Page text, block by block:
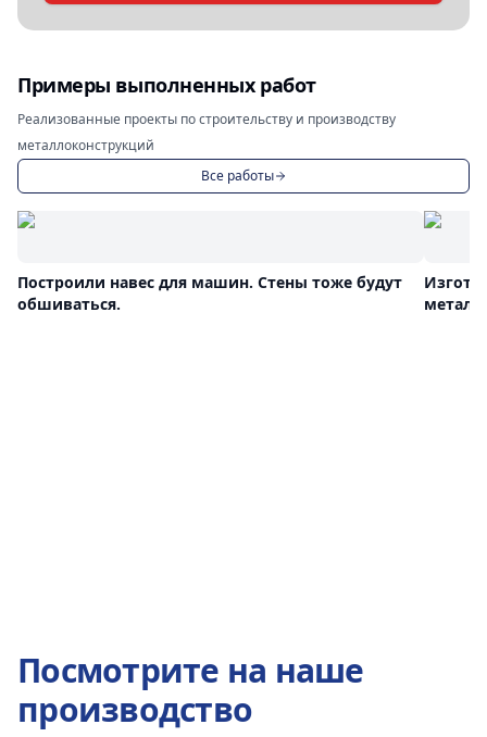
Примеры выполненных работ
Реализованные проекты по строительству и производству
металлоконструкций
Все работы
Построили навес для машин. Стены тоже будут
обшиваться.
Посмотрите на наше
производство